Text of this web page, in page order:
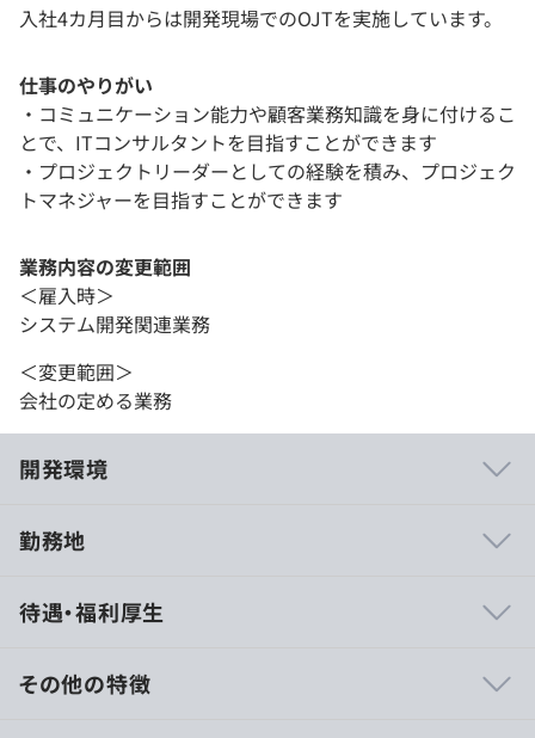
入社4カ月目からは開発現場でのOJTを実施しています。
仕事のやりがい
・コミュニケーション能力や顧客業務知識を身に付けるこ
とで、ITコンサルタントを目指すことができます
・プロジェクトリーダーとしての経験を積み、プロジェク
トマネジャーを目指すことができます
業務内容の変更範囲
＜雇入時＞
システム開発関連業務
＜変更範囲＞
会社の定める業務
開発環境
注しており、業務分析・提案・開発・サポートまでお客様
題をお客様と同じ目線で考えてIT対応をおこなうことによ
り、自身が携わった仕組みがどのように活用されるのか、
勤務地
待遇・福利厚生
その他の特徴